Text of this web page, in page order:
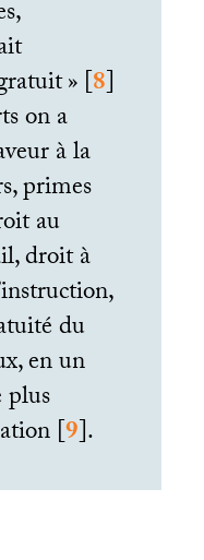
» [8]
on a
à la
primes
au
droit à
du
en un
plus
[9].